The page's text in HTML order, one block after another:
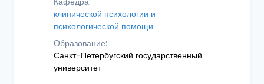
клинической психологии и
психологической помощи
Образование:
Санкт-Петербугский государственный
университет